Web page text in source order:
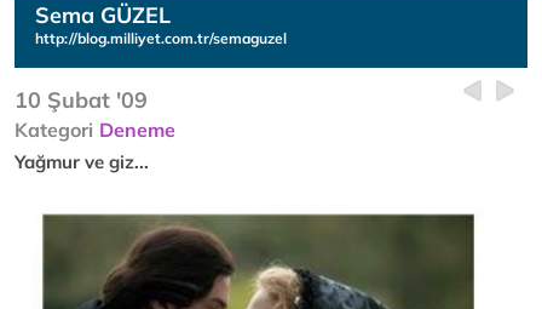
Sema GÜZEL
http://blog.milliyet.com.tr/semaguzel
10 Şubat '09
Kategori Deneme
Yağmur ve giz...